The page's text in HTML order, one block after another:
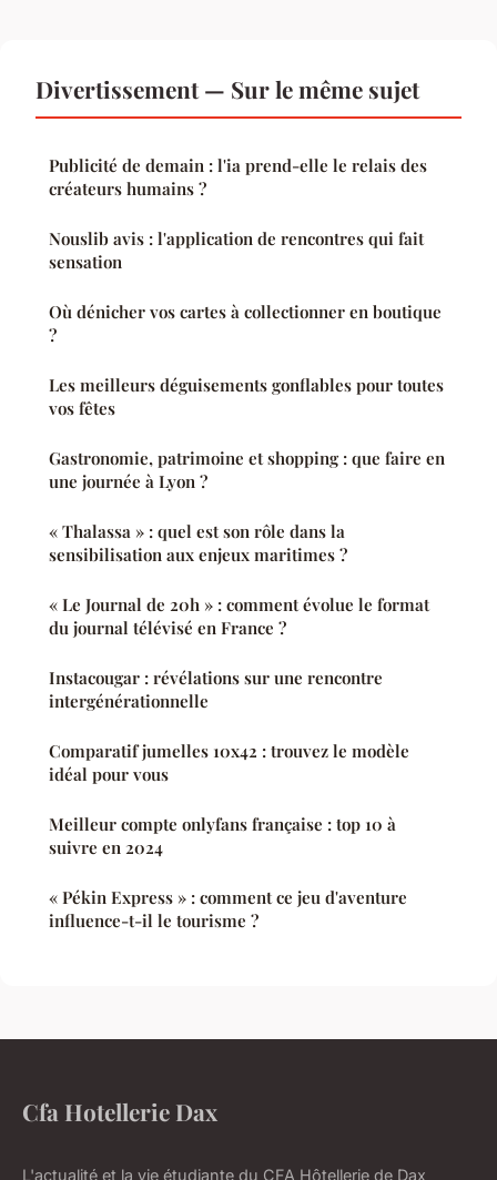
Divertissement — Sur le même sujet
Publicité de demain : l'ia prend-elle le relais des
créateurs humains ?
Nouslib avis : l'application de rencontres qui fait
sensation
Où dénicher vos cartes à collectionner en boutique
?
Les meilleurs déguisements gonflables pour toutes
vos fêtes
Gastronomie, patrimoine et shopping : que faire en
une journée à Lyon ?
« Thalassa » : quel est son rôle dans la
sensibilisation aux enjeux maritimes ?
« Le Journal de 20h » : comment évolue le format
du journal télévisé en France ?
Instacougar : révélations sur une rencontre
intergénérationnelle
Comparatif jumelles 10x42 : trouvez le modèle
idéal pour vous
Meilleur compte onlyfans française : top 10 à
suivre en 2024
« Pékin Express » : comment ce jeu d'aventure
influence-t-il le tourisme ?
Cfa Hotellerie Dax
L'actualité et la vie étudiante du CFA Hôtellerie de Dax